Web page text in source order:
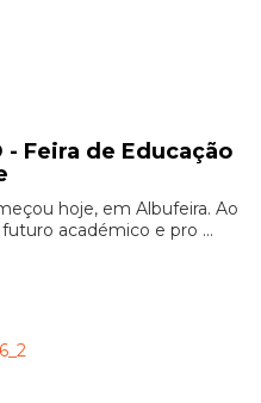
- Feira de Educação
hoje, em Albufeira. Ao
académico e pro ...